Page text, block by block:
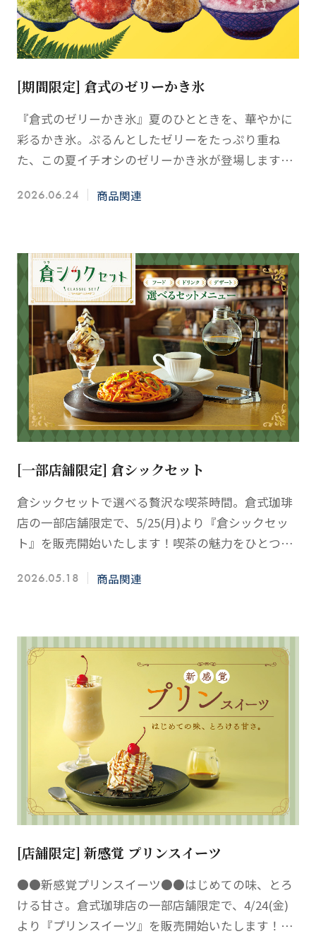
[期間限定] 倉式のゼリーかき氷
『倉式のゼリーかき氷』夏のひとときを、華やかに
彩るかき氷。ぷるんとしたゼリーをたっぷり重ね
た、この夏イチオシのゼリーかき氷が登場します。
気の抹茶・苺・珈琲…
2026.06.24 商品関連
[一部店舗限定] 倉シックセット
倉シックセットで選べる贅沢な喫茶時間。倉式珈琲
店の一部店舗限定で、5/25(月)より『倉シックセッ
ト』を販売開始いたします！喫茶の魅力をひとつに
ク・デザー…
2026.05.18 商品関連
[店舗限定] 新感覚 プリンスイーツ
●●新感覚プリンスイーツ●●はじめての味、とろ
ける甘さ。倉式珈琲店の一部店舗限定で、4/24(金)
より『プリンスイーツ』を販売開始いたします！な